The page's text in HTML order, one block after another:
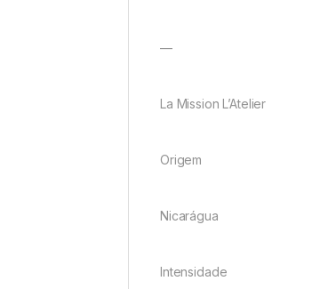
—
La Mission L’Atelier
Origem
Nicarágua
Intensidade